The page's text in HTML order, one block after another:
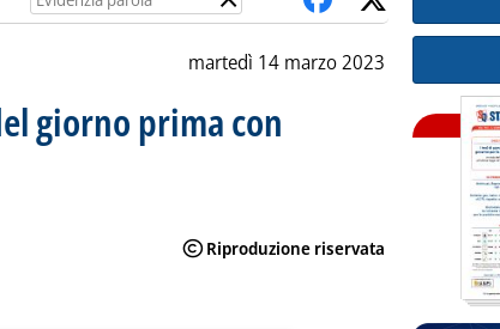
martedì 14 marzo 2023
giorno prima con